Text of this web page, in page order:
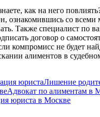
как на него
ознакомившись со всеми
Также специалист по
договор о
компромисс не будет
алиментов в
юристаЛишение
Адвокат по алиментам в
юриста в Москве